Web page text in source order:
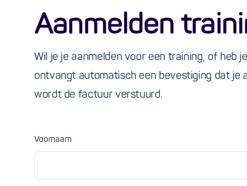
Aanmelden
Wil je je aanmelden voor een training, of heb
ontvangt automatisch een bevestiging dat je
wordt de factuur verstuurd.
Voornaam